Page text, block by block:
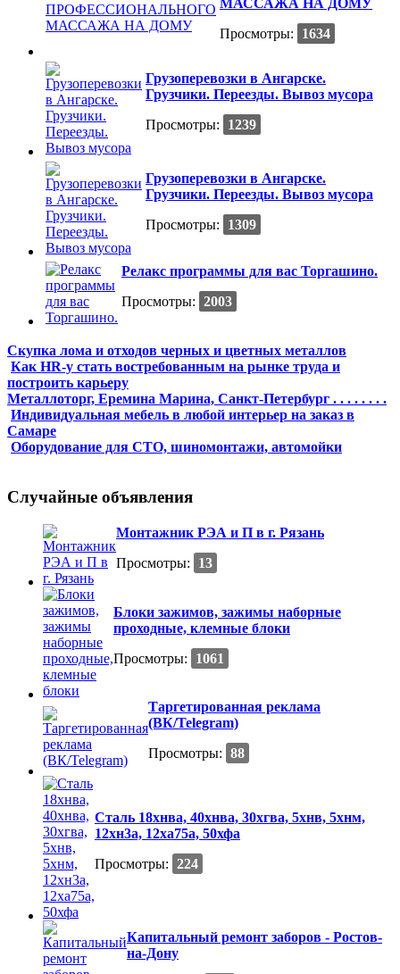
Просмотры:
1634
Грузоперевозки в Ангарске.
Грузчики. Переезды. Вывоз мусора
Просмотры:
1239
Грузоперевозки в Ангарске.
Грузчики. Переезды. Вывоз мусора
Просмотры:
1309
Релакс программы для вас Торгашино.
Просмотры: 2003
Скупка лома и отходов черных и цветных металлов
Как HR-у стать востребованным на рынке труда и
построить карьеру
Металлоторг, Еремина Марина, Санкт-Петербург . . . . . . . .
Индивидуальная мебель в любой интерьер на заказ в
Самаре
Оборудование для СТО, шиномонтажи, автомойки
Случайные объявления
Монтажник РЭА и П в г. Рязань
Просмотры:
13
Блоки зажимов, зажимы наборные
проходные, клемные блоки
Просмотры:
1061
Таргетированная реклама
(ВК/Telegram)
Просмотры: 88
Сталь 18хнва, 40хнва, 30хгва, 5хнв, 5хнм,
12хн3а, 12ха75а, 50хфа
Просмотры: 224
Капитальный ремонт заборов - Ростов-
на-Дону